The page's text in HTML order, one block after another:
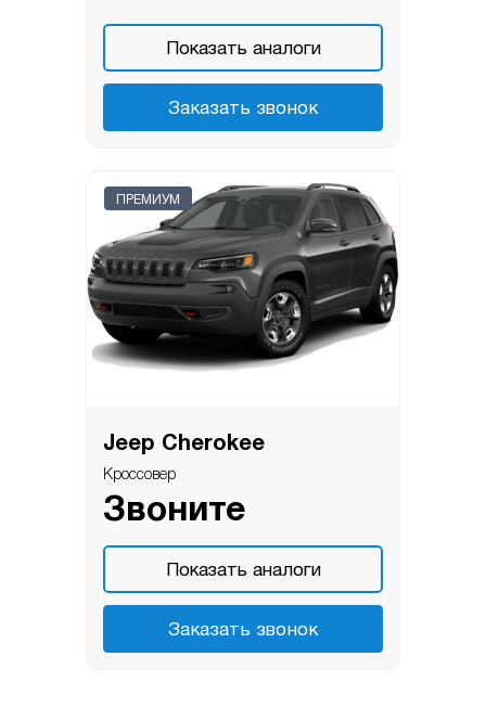
Показать аналоги
Заказать звонок
ПРЕМИУМ
Jeep Cherokee
Кроссовер
Звоните
Показать аналоги
Заказать звонок